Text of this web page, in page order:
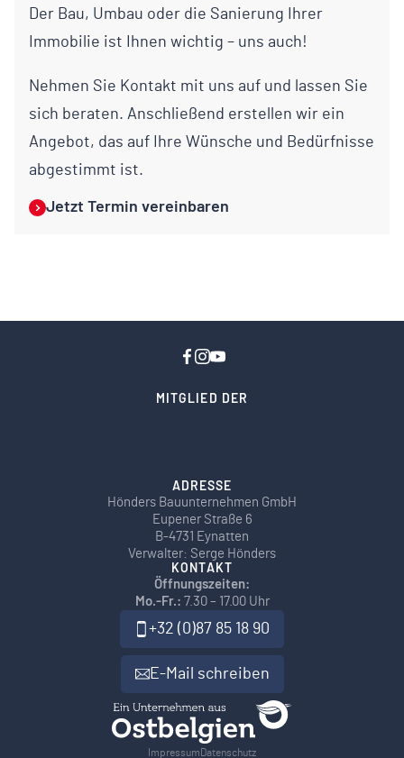
Der Bau, Umbau oder die Sanierung Ihrer
Immobilie ist Ihnen wichtig – uns auch!
Nehmen Sie Kontakt mit uns auf und lassen Sie
sich beraten. Anschließend erstellen wir ein
Angebot, das auf Ihre Wünsche und Bedürfnisse
abgestimmt ist.
Jetzt Termin vereinbaren
MITGLIED DER
ADRESSE
Hönders Bauunternehmen GmbH
Eupener Straße 6
B-4731 Eynatten
Verwalter: Serge Hönders
KONTAKT
Öffnungszeiten:
Mo.-Fr.: 7.30 – 17.00 Uhr
+32 (0)87 85 18 90
E-Mail schreiben
Impressum Datenschutz